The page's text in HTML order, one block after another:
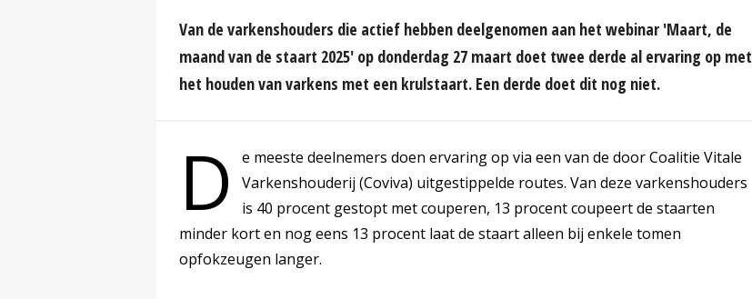
Van de varkenshouders die actief hebben deelgenomen aan het webinar 'Maart, de
maand van de staart 2025' op donderdag 27 maart doet twee derde al ervaring op met
het houden van varkens met een krulstaart. Een derde doet dit nog niet.
D
e meeste deelnemers doen ervaring op via een van de door Coalitie Vitale
Varkenshouderij (Coviva) uitgestippelde routes. Van deze varkenshouders
is 40 procent gestopt met couperen, 13 procent coupeert de staarten
minder kort en nog eens 13 procent laat de staart alleen bij enkele tomen
opfokzeugen langer.